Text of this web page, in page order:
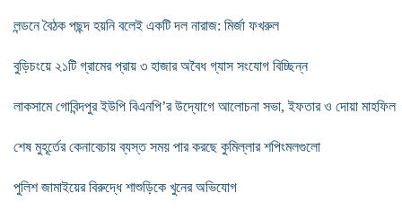
লন্ডনে বৈঠক পছন্দ হয়নি বলেই একটি দল নারাজ: মির্জা ফখরুল
বুড়িচংয়ে ২১টি গ্রামের প্রায় ৩ হাজার অবৈধ গ্যাস সংযোগ বিচ্ছিন্ন
লাকসামে গোবিন্দপুর ইউপি বিএনপি’র উদ্যোগে আলোচনা সভা, ইফতার ও দোয়া মাহফিল
শেষ মুহূর্তের কেনাবেচায় ব্যস্ত সময় পার করছে কুমিল্লার শপিংমলগুলো
পুলিশ জামাইয়ের বিরুদ্ধে শাশুড়িকে খুনের অভিযোগ